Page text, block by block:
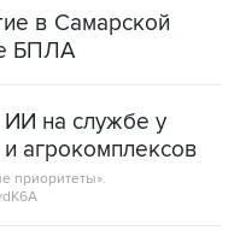
в Самарской
БПЛА
ИИ на службе у
агрокомплексов
приоритеты».